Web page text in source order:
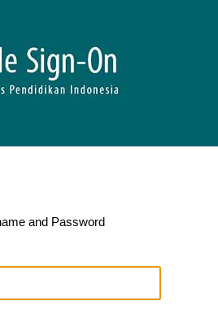
and Password